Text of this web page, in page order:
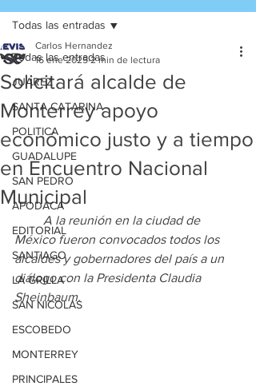
Todas las entradas
JUAREZ
SANTA CATARINA
POLITICA
GUADALUPE
SAN PEDRO
APODACA
EDITORIAL
SANTIAGO
LA GRILLA
SAN NICOLAS
ESCOBEDO
MONTERREY
PRINCIPALES
Todas las entradas
Solicitará alcalde de
Monterrey apoyo
económico justo y a tiempo
en Encuentro Nacional
Municipal
Carlos Hernandez
16 ene 2025 2 min de lectura
A la reunión en la ciudad de
México fueron convocados todos los
alcaldes y gobernadores del país a un
diálogo con la Presidenta Claudia
Sheinbaum.